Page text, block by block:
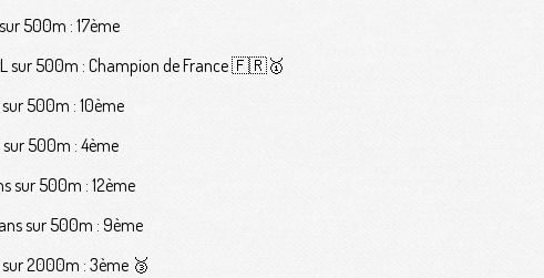
500m : 17ème
sur 500m : Champion de France 🇫🇷🥇
sur 500m : 10ème
sur 500m : 4ème
sur 500m : 12ème
sur 500m : 9ème
sur 2000m : 3ème 🥉